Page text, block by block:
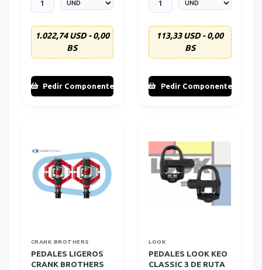
1.022,74 USD - 0,00
BS
Pedir Componente
113,33 USD - 0,00
BS
Pedir Componente
CRANK BROTHERS
PEDALES LIGEROS
CRANK BROTHERS
LOOK
PEDALES LOOK KEO
CLASSIC 3 DE RUTA